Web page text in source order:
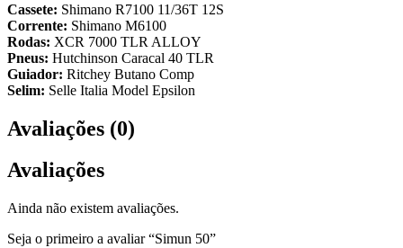
Cassete: Shimano R7100 11/36T 12S
Corrente: Shimano M6100
Rodas: XCR 7000 TLR ALLOY
Pneus: Hutchinson Caracal 40 TLR
Guiador: Ritchey Butano Comp
Selim: Selle Italia Model Epsilon
Avaliações (0)
Avaliações
Ainda não existem avaliações.
Seja o primeiro a avaliar “Simun 50”